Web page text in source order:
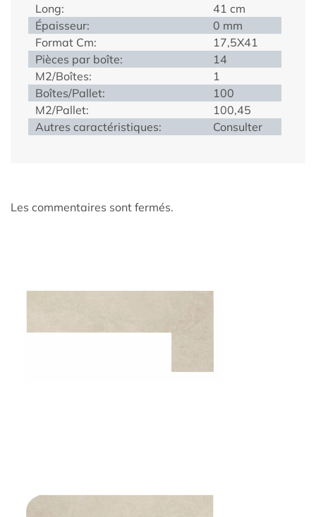
Long:
41 cm
Épaisseur:
0 mm
Format Cm:
17,5X41
Pièces par boîte:
14
M2/Boîtes:
1
Boîtes/Pallet:
100
M2/Pallet:
100,45
Autres caractéristiques:
Consulter
Les commentaires sont fermés.